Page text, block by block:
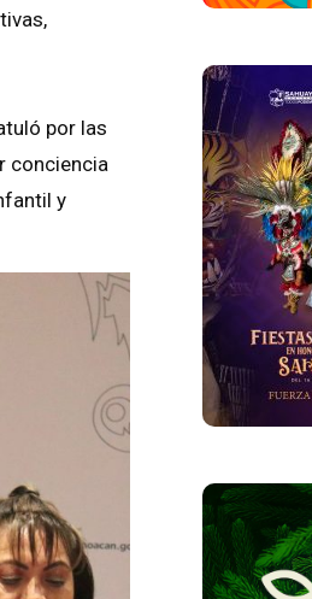
por las
conciencia
y